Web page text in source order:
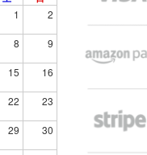
1 2
8 9
15 16
22 23
29 30